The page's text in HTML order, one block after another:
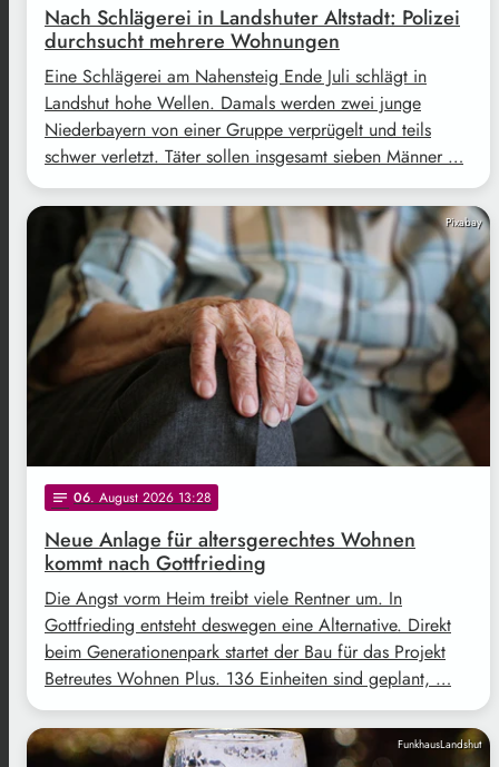
Nach Schlägerei in Landshuter Altstadt: Polizei
durchsucht mehrere Wohnungen
Eine Schlägerei am Nahensteig Ende Juli schlägt in
Landshut hohe Wellen. Damals werden zwei junge
Niederbayern von einer Gruppe verprügelt und teils
schwer verletzt. Täter sollen insgesamt sieben Männer …
Pixabay
notes 06. August 2026 13:28
Neue Anlage für altersgerechtes Wohnen
kommt nach Gottfrieding
Die Angst vorm Heim treibt viele Rentner um. In
Gottfrieding entsteht deswegen eine Alternative. Direkt
beim Generationenpark startet der Bau für das Projekt
Betreutes Wohnen Plus. 136 Einheiten sind geplant, …
FunkhausLandshut